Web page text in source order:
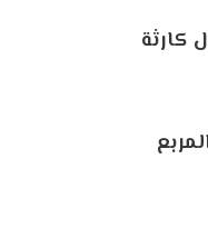
كارثة